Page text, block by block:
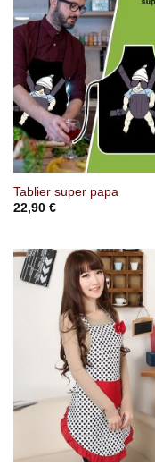
Tablier super papa
22,90 €